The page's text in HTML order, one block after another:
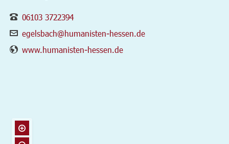
06103 3722394
egelsbach@humanisten-hessen.de
www.humanisten-hessen.de